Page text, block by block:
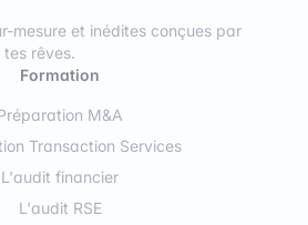
mesure et inédites conçues par
rêves.
Formation
M&A
Transaction Services
L'audit financier
L'audit RSE